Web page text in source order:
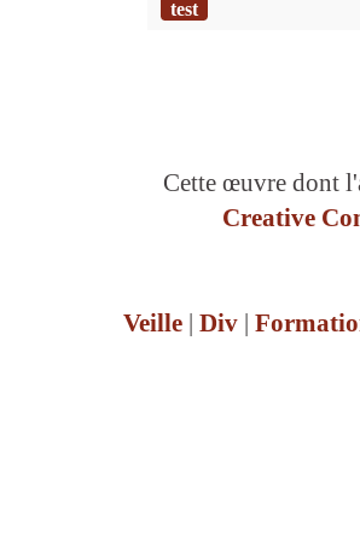
test
Cette œuvre dont
Creative
Veille | Div |